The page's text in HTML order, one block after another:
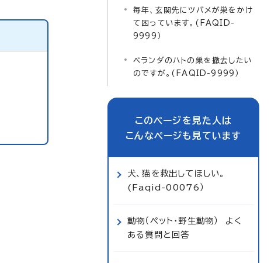
毎年、玄関先にツバメが巣をかけ
て困っています。(FAQID-
9999）
ベランダのハトの巣を撤去したい
のですが。(FAQID-9999）
このページを見た人は
こんなページも見ています
犬、猫を救出してほしい。
(Faqid-00076）
動物（ペット・野生動物） よく
ある質問と回答